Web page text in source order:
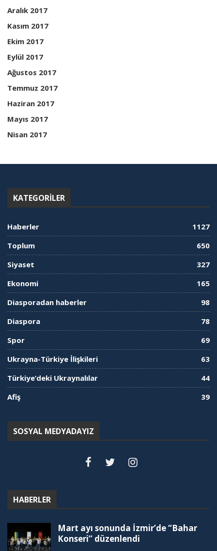
Aralık 2017
Kasım 2017
Ekim 2017
Eylül 2017
Ağustos 2017
Temmuz 2017
Haziran 2017
Mayıs 2017
Nisan 2017
KATEGORILER
Haberler
1127
Toplum
650
Siyaset
327
Ekonomi
165
Diasporadan haberler
98
Diaspora
78
Spor
69
Ukrayna-Türkiye İlişkileri
63
Türkiye’deki Ukraynalılar
44
Afiş
39
SOSYAL MEDYADAYIZ
HABERLER
Mart ayı sonunda İzmir’de “Bahar
Konseri” düzenlendi